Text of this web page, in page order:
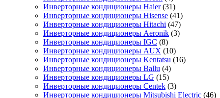
Инверторные кондиционеры Haier (31)
Инверторные кондиционеры Hisense (41)
Инверторные кондиционеры Hitachi (47)
Инверторные кондиционеры Aeronik (3)
Инверторные кондиционеры IGC (8)
Инверторные кондиционеры AUX (10)
Инверторные кондиционеры Kentatsu (16)
Инверторные кондиционеры Ballu (4)
Инверторные кондиционеры LG (15)
Инверторные кондиционеры Centek (3)
Инверторные кондиционеры Mitsubishi Electric (46)